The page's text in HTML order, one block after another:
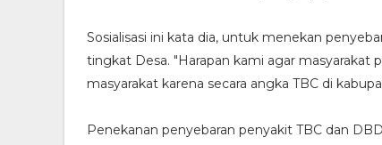
Sosialisasi ini kata dia, untuk menekan
tingkat Desa. "Harapan kami agar masyarakat
masyarakat karena secara angka TBC di
Penekanan penyebaran penyakit TBC dan